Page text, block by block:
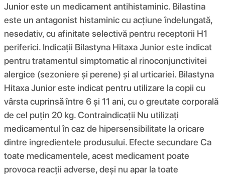
Junior este un medicament antihistaminic. Bilastina
este un antagonist histaminic cu acțiune îndelungată,
nesedativ, cu afinitate selectivă pentru receptorii H1
periferici. Indicații Bilastyna Hitaxa Junior este indicat
pentru tratamentul simptomatic al rinoconjunctivitei
alergice (sezoniere și perene) și al urticariei. Bilastyna
Hitaxa Junior este indicat pentru utilizare la copii cu
vârsta cuprinsă între 6 și 11 ani, cu o greutate corporală
de cel puțin 20 kg. Contraindicații Nu utilizați
medicamentul în caz de hipersensibilitate la oricare
dintre ingredientele produsului. Efecte secundare Ca
toate medicamentele, acest medicament poate
provoca reacții adverse, deși nu apar la toate